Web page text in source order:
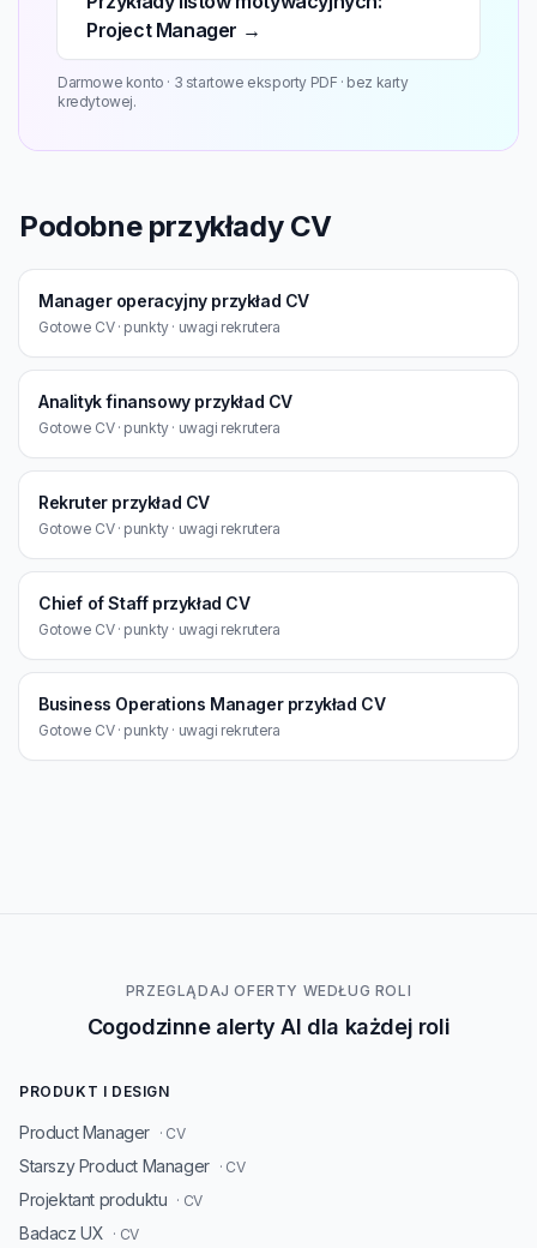
Project Manager →
Darmowe konto · 3 startowe eksporty PDF · bez karty
kredytowej.
Podobne przykłady CV
Manager operacyjny przykład CV
Gotowe CV · punkty · uwagi rekrutera
Analityk finansowy przykład CV
Gotowe CV · punkty · uwagi rekrutera
Rekruter przykład CV
Gotowe CV · punkty · uwagi rekrutera
Chief of Staff przykład CV
Gotowe CV · punkty · uwagi rekrutera
Business Operations Manager przykład CV
Gotowe CV · punkty · uwagi rekrutera
PRZEGLĄDAJ OFERTY WEDŁUG ROLI
Cogodzinne alerty AI dla każdej roli
PRODUKT I DESIGN
Product Manager · CV
Starszy Product Manager · CV
Projektant produktu · CV
Badacz UX · CV